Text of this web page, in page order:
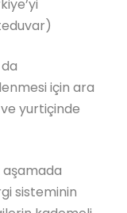
için ara
yurtiçinde
aşamada
sisteminin